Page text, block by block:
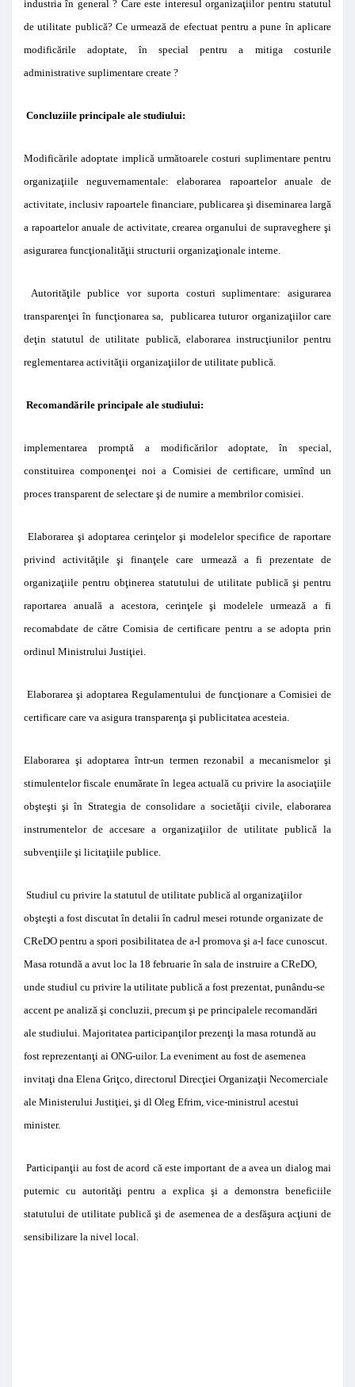
industria în general ? Care este interesul organizaţiilor pentru statutul
de utilitate publică? Ce urmează de efectuat pentru a pune în aplicare
modificările adoptate, în special pentru a mitiga costurile
administrative suplimentare create ?
Concluziile principale ale studiului:
Modificările adoptate implică următoarele costuri suplimentare pentru
organizaţiile neguvernamentale: elaborarea rapoartelor anuale de
activitate, inclusiv rapoartele financiare, publicarea şi diseminarea largă
a rapoartelor anuale de activitate, crearea organului de supraveghere şi
asigurarea funcţionalităţii structurii organizaţionale interne.
Autorităţile publice vor suporta costuri suplimentare: asigurarea
transparenţei în funcţionarea sa, publicarea tuturor organizaţiilor care
deţin statutul de utilitate publică, elaborarea instrucţiunilor pentru
reglementarea activităţii organizaţiilor de utilitate publică.
Recomandările principale ale studiului:
implementarea promptă a modificărilor adoptate, în special,
constituirea componenţei noi a Comisiei de certificare, urmînd un
proces transparent de selectare şi de numire a membrilor comisiei.
Elaborarea şi adoptarea cerinţelor şi modelelor specifice de raportare
privind activităţile şi finanţele care urmează a fi prezentate de
organizaţiile pentru obţinerea statutului de utilitate publică şi pentru
raportarea anuală a acestora, cerinţele şi modelele urmează a fi
recomabdate de către Comisia de certificare pentru a se adopta prin
ordinul Ministrului Justiţiei.
Elaborarea şi adoptarea Regulamentului de funcţionare a Comisiei de
certificare care va asigura transparenţa şi publicitatea acesteia.
Elaborarea şi adoptarea într-un termen rezonabil a mecanismelor şi
stimulentelor fiscale enumărate în legea actuală cu privire la asociaţiile
obşteşti şi în Strategia de consolidare a societăţii civile, elaborarea
instrumentelor de accesare a organizaţiilor de utilitate publică la
subvenţiile şi licitaţiile publice.
Studiul cu privire la statutul de utilitate publică al organizaţiilor
obşteşti a fost discutat în detalii în cadrul mesei rotunde organizate de
CReDO pentru a spori posibilitatea de a-l promova şi a-l face cunoscut.
Masa rotundă a avut loc la 18 februarie în sala de instruire a CReDO,
unde studiul cu privire la utilitate publică a fost prezentat, punându-se
accent pe analiză şi concluzii, precum şi pe principalele recomandări
ale studiului. Majoritatea participanţilor prezenţi la masa rotundă au
fost reprezentanţi ai ONG-uilor. La eveniment au fost de asemenea
invitaţi dna Elena Griţco, directorul Direcţiei Organizaţii Necomerciale
ale Ministerului Justiţiei, şi dl Oleg Efrim, vice-ministrul acestui
minister.
Participanţii au fost de acord că este important de a avea un dialog mai
puternic cu autorităţi pentru a explica şi a demonstra beneficiile
statutului de utilitate publică şi de asemenea de a desfăşura acţiuni de
sensibilizare la nivel local.